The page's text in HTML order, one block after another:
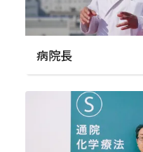
病院長